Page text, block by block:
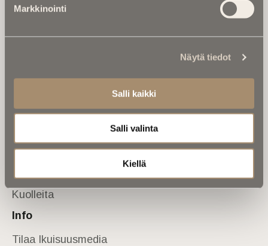
Markkinointi
Näytä tiedot
Salli kaikki
Salli valinta
Kiellä
Anna palautetta
Muistokirjoituksia
Kuolema koskettaa
Asiantuntijoilta
Kuolleita
Info
Tilaa Ikuisuusmedia